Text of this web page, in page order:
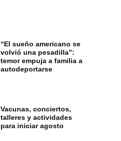
“El sueño americano se
volvió una pesadilla”:
temor empuja a familia a
autodeportarse
Vacunas, conciertos,
talleres y actividades
para iniciar agosto